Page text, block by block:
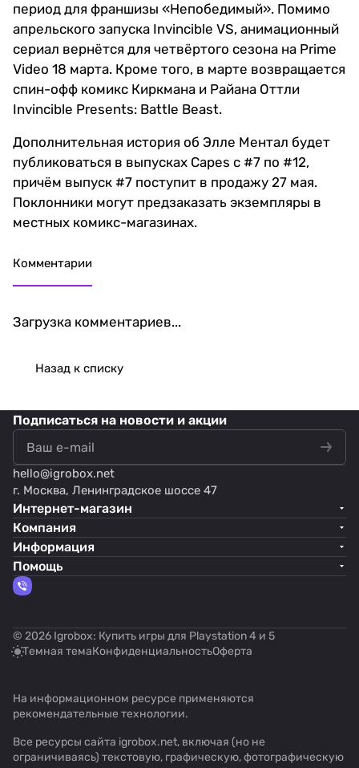
период для франшизы «Непобедимый». Помимо
апрельского запуска Invincible VS, анимационный
сериал вернётся для четвёртого сезона на Prime
Video 18 марта. Кроме того, в марте возвращается
спин-офф комикс Киркмана и Райана Оттли
Invincible Presents: Battle Beast.
Дополнительная история об Элле Ментал будет
публиковаться в выпусках Capes с #7 по #12,
причём выпуск #7 поступит в продажу 27 мая.
Поклонники могут предзаказать экземпляры в
местных комикс-магазинах.
Комментарии
Загрузка комментариев...
Назад к списку
Подписаться на новости и акции
hello@igrobox.net
г. Москва, Ленинградское шоссе 47
Интернет-магазин
Компания
Информация
Помощь
© 2026 Igrobox: Купить игры для Playstation 4 и 5
Темная темаКонфиденциальностьОферта
На информационном ресурсе применяются
рекомендательные технологии.
Все ресурсы сайта igrobox.net, включая (но не
ограничиваясь) текстовую, графическую, фотографическую